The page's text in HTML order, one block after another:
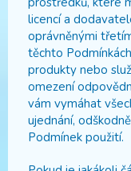
licencí a
oprávněnými
těchto
produkty nebo
omezení
vám vymáhat
ujednání,
Podmínek použití.